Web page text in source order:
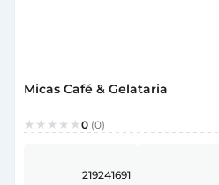
Micas Café & Gelataria
0 (0)
219241691